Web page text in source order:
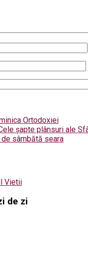
Ortodoxiei
șapte plânsuri ale
sâmbătă seara
de zi